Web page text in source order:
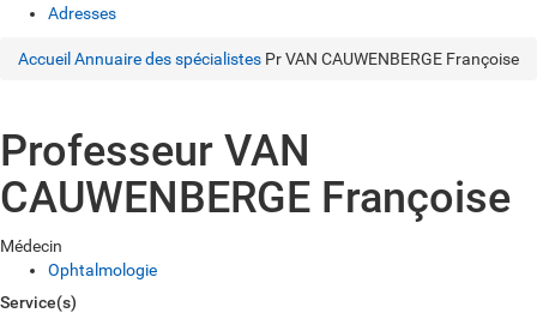
Adresses
Accueil Annuaire des spécialistes Pr VAN CAUWENBERGE Françoise
Professeur VAN
CAUWENBERGE Françoise
Médecin
Ophtalmologie
Service(s)